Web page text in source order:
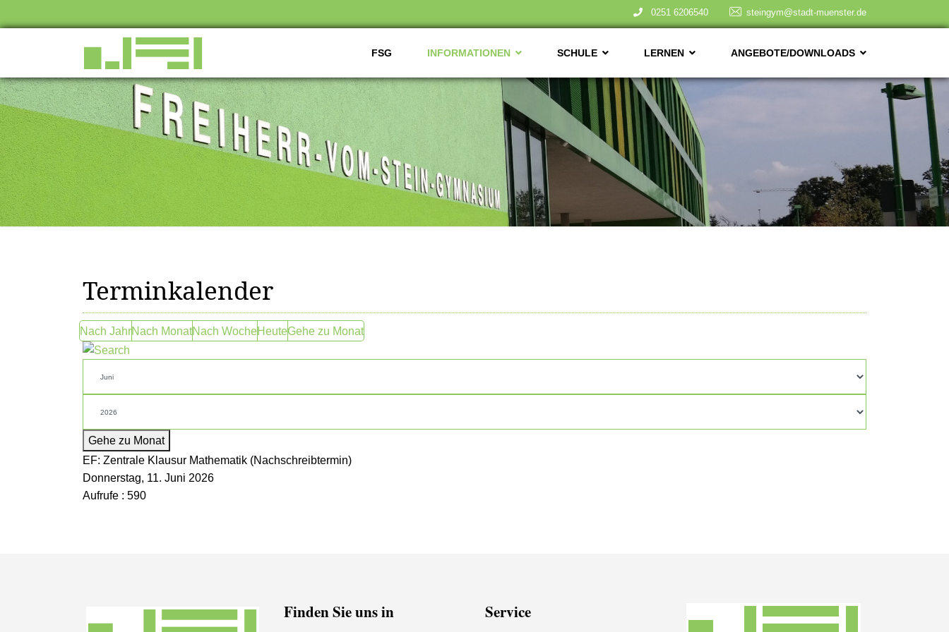
0251 6206540 steingym@stadt-muenster.de
FSG INFORMATIONEN SCHULE LERNEN ANGEBOTE/DOWNLOADS
Terminkalender
Nach JahrNach MonatNach WocheHeuteGehe zu Monat
Gehe zu Monat
EF: Zentrale Klausur Mathematik (Nachschreibtermin)
Donnerstag, 11. Juni 2026
Aufrufe : 590
Finden Sie uns in Service